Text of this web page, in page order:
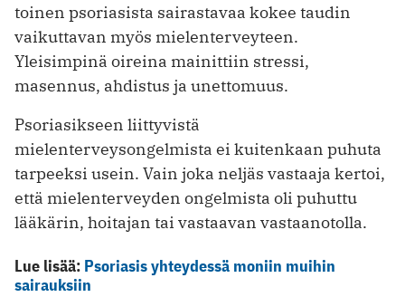
toinen psoriasista sairastavaa kokee taudin
vaikuttavan myös mielenterveyteen.
Yleisimpinä oireina mainittiin stressi,
masennus, ahdistus ja unettomuus.
Psoriasikseen liittyvistä
mielenterveysongelmista ei kuitenkaan puhuta
tarpeeksi usein. Vain joka neljäs vastaaja kertoi,
että mielenterveyden ongelmista oli puhuttu
lääkärin, hoitajan tai vastaavan vastaanotolla.
Lue lisää: Psoriasis yhteydessä moniin muihin
sairauksiin